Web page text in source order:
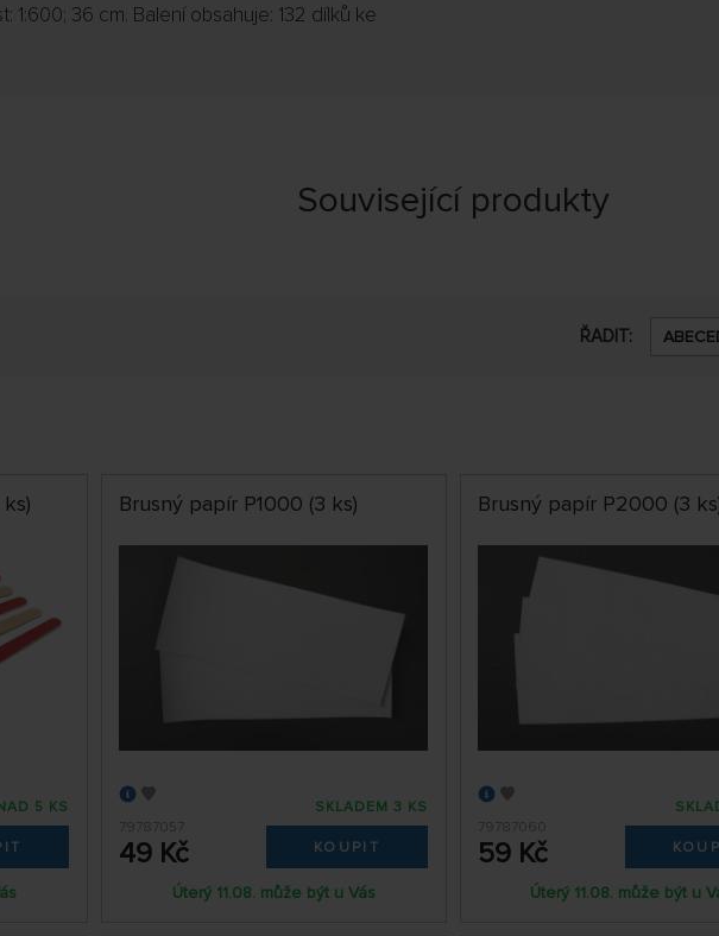
1:600; 36 cm. Balení obsahuje: 132 dílků ke
Související produkty
ŘADIT:
5 KS
Brusný papír P1000 (3 ks)
79787057
49 Kč
SKLADEM 3 KS
KOUPIT
Úterý 11.08. může být u Vás
Brusný papír P2000 (3
79787060
59 Kč
Úterý 11.08. může být u